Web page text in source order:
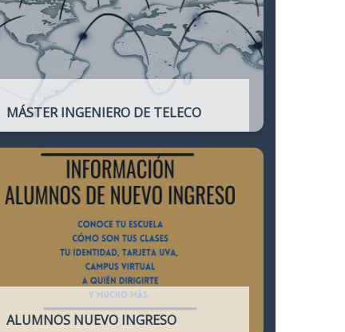
MÁSTER INGENIERO DE TELECO
profesionales del Ingeniero de
Telecomunicación y que habilita para el
ejercicio de la profesión.
ALUMNOS NUEVO INGRESO